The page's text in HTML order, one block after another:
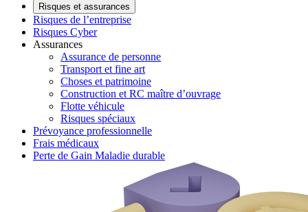
Risques et assurances
Risques de l’entreprise
Risques Cyber
Assurances
Assurance de personne
Transport et fine art
Choses et patrimoine
Construction et RC maître d’ouvrage
Flotte véhicule
Risques spéciaux
Prévoyance professionnelle
Frais médicaux
Perte de Gain Maladie durable